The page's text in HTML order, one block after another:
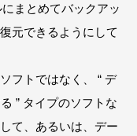
まとめてバックアッ
元できるようにして
フトではなく、 “ デ
” タイプのソフトな
て、あるいは、デー